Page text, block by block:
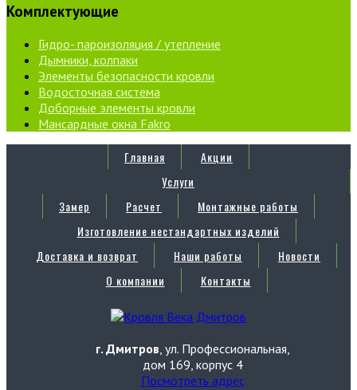
Комплектующие
Гидро- пароизоляция / утепление
Дымники, колпаки
Элементы безопасности кровли
Водосточная система
Доборные элементы кровли
Мансардные окна Fakro
Главная
Акции
Услуги
Замер
Расчет
Монтажные работы
Изготовление нестандартных изделий
Доставка и возврат
Наши работы
Новости
О компании
Контакты
г. Дмитров, ул. Профессиональная,
дом 169, корпус 4
Посмотреть адрес